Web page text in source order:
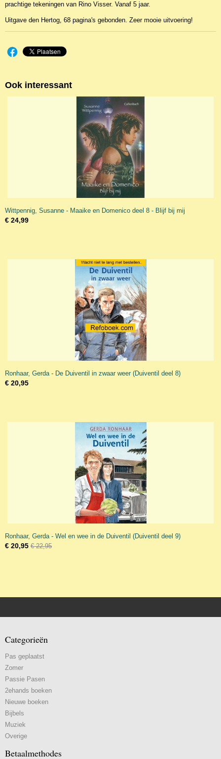
prachtige tekeningen van Rino Visser. Vanaf 5 jaar.
Uitgave den Hertog, 68 pagina's gebonden. Zeer mooie uitvoering!
Ook interessant
Wittpennig, Susanne - Maaike en Domenico deel 8 - Blijf bij mij
€ 24,99
Ronhaar, Gerda - De Duiventil in zwaar weer (Duiventil deel 8)
€ 20,95
Ronhaar, Gerda - Wel en wee in de Duiventil (Duiventil deel 9)
€ 20,95 € 22,95
Categorieën
Pas geplaatst
Zomer
Passie Pasen
2ehands boeken
Nieuwe boeken
Bijbels
Muziek
Overige
Betaalmethodes